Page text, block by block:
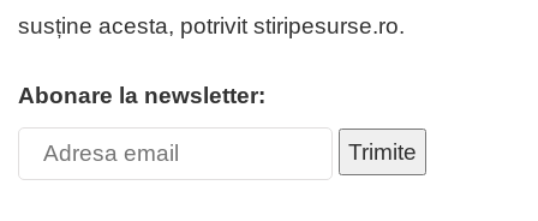
susține acesta, potrivit stiripesurse.ro.
Abonare la newsletter:
Trimite